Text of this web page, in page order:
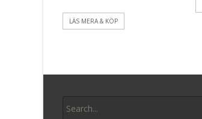
LÄS MERA & KÖP
for: